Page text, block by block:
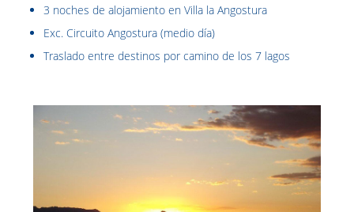
3 noches de alojamiento en Villa la Angostura
Exc. Circuito Angostura (medio día)
Traslado entre destinos por camino de los 7 lagos